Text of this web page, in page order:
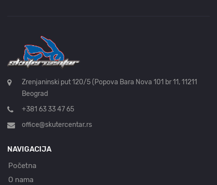
Zrenjaninski put 120/5 (Popova Bara Nova 101 br 11, 11211
Beograd
+381 63 33 47 65
office@skutercentar.rs
NAVIGACIJA
Početna
O nama